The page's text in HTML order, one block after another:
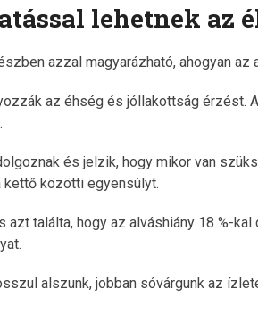
lehetnek az
azzal magyarázható, ahogyan
az éhség és jóllakottság érzést.
és jelzik, hogy mikor van
kettő közötti egyensúlyt.
találta, hogy az alváshiány 18 %-
alszunk, jobban sóvárgunk az